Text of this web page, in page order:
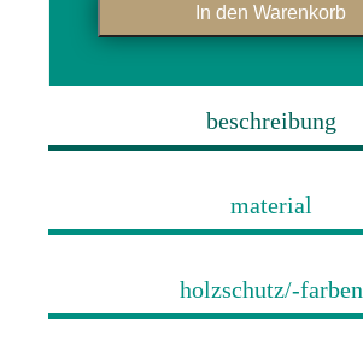
In den Warenkorb
beschreibung
material
holzschutz/-farben